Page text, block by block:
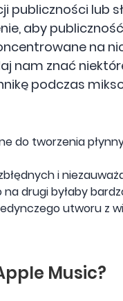
lub
aby
na
nam znać
podczas
do tworzenia
i
drugi byłaby
utworu z
Music?